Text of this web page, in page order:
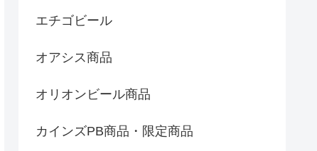
エチゴビール
オアシス商品
オリオンビール商品
カインズPB商品・限定商品